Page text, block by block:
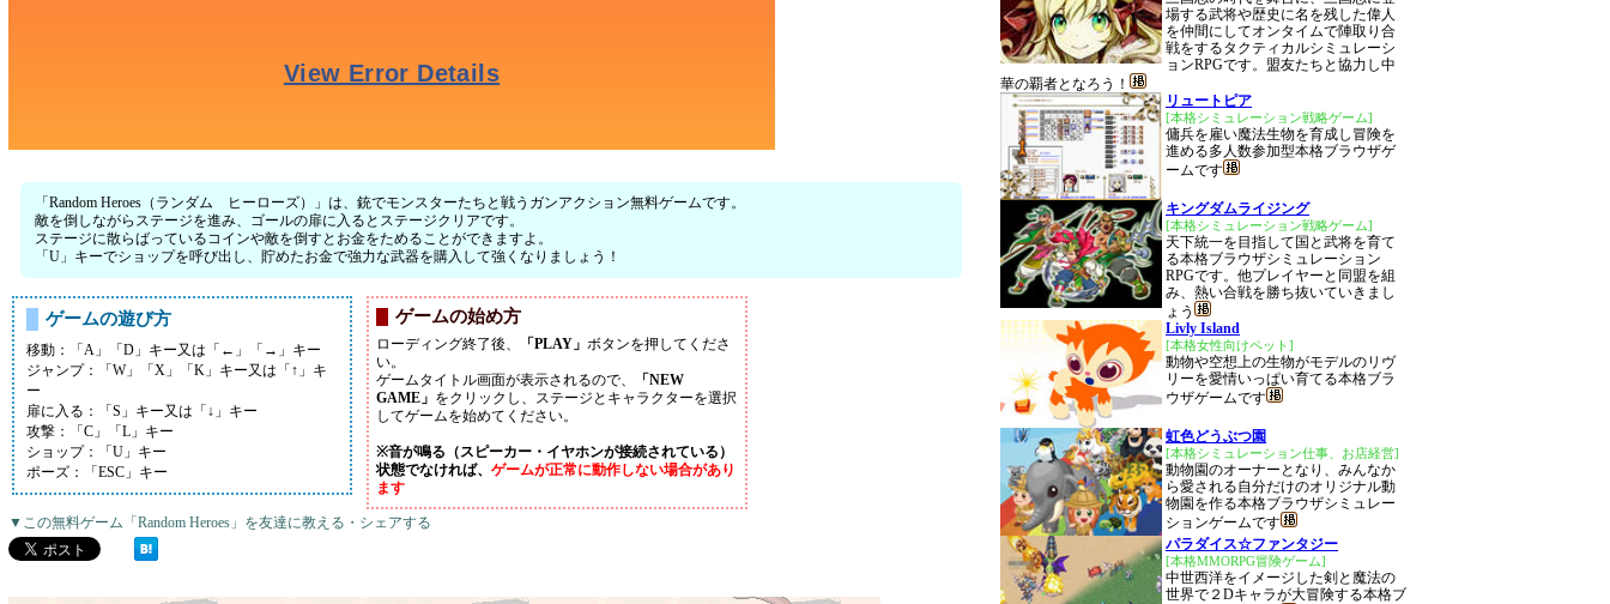
「Random Heroes（ランダム ヒーローズ）」は、銃でモンスターたちと戦うガンアクション無料ゲームです。
敵を倒しながらステージを進み、ゴールの扉に入るとステージクリアです。
ステージに散らばっているコインや敵を倒すとお金をためることができますよ。
「U」キーでショップを呼び出し、貯めたお金で強力な武器を購入して強くなりましょう！
ゲームの遊び方
移動：「A」「D」キー又は「←」「→」キー
ジャンプ：「W」「X」「K」キー又は「↑」キ
ー
扉に入る：「S」キー又は「↓」キー
攻撃：「C」「L」キー
ショップ：「U」キー
ポーズ：「ESC」キー
ゲームの始め方
ローディング終了後、 「PLAY」 ボタンを押してくださ
い。
ゲームタイトル画面が表示されるので、
「NEW
GAME」 をクリックし、ステージとキャラクターを選択
してゲームを始めてください。
※音が鳴る（スピーカー・イヤホンが接続されている）
状態でなければ、 ゲームが正常に動作しない場合があり
ます
▼この無料ゲーム「Random Heroes」を友達に教える・シェアする
場する武将や歴史に名を残した偉人
を仲間にしてオンタイムで陣取り合
戦をするタクティカルシミュレーシ
ョンRPGです。盟友たちと協力し中
華の覇者となろう！
リュートピア
[本格シミュレーション戦略ゲーム]
傭兵を雇い魔法生物を育成し冒険を
進める多人数参加型本格ブラウザゲ
ームです
キングダムライジング
[本格シミュレーション戦略ゲーム]
天下統一を目指して国と武将を育て
る本格ブラウザシミュレーション
RPGです。他プレイヤーと同盟を組
み、熱い合戦を勝ち抜いていきまし
ょう
Livly Island
[本格女性向けペット]
動物や空想上の生物がモデルのリヴ
リーを愛情いっぱい育てる本格ブラ
ウザゲームです
虹色どうぶつ園
[本格シミュレーション仕事、お店経営]
動物園のオーナーとなり、みんなか
ら愛される自分だけのオリジナル動
物園を作る本格ブラウザシミュレー
ションゲームです
パラダイス☆ファンタジー
[本格MMORPG冒険ゲーム]
中世西洋をイメージした剣と魔法の
世界で２Dキャラが大冒険する本格ブ